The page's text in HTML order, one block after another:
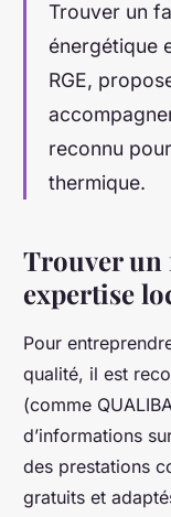
Trouver un
énergétique
RGE,
reconnu
thermique.
Trouver un
expertise
Pour
qualité, il est
(comme
d’informations
des prestations
gratuits et